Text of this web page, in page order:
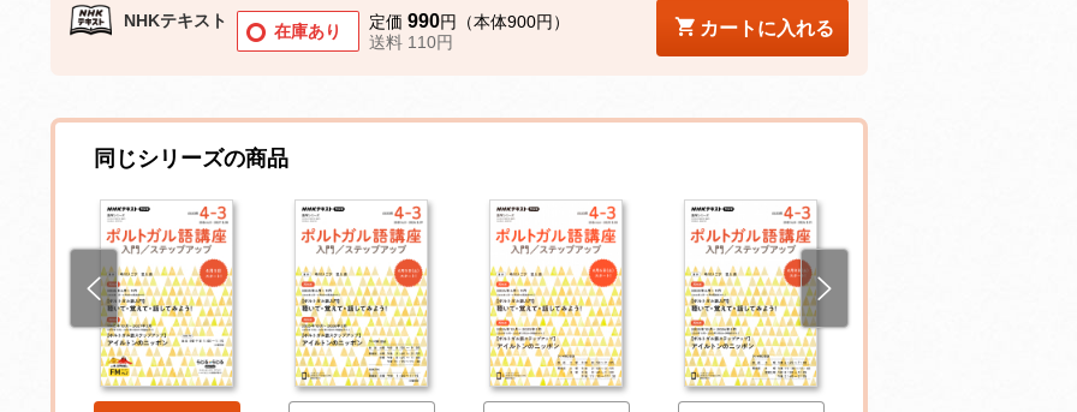
NHKテキスト
在庫あり 定価 990円（本体900円）
送料 110円
カートに入れる
同じシリーズの商品